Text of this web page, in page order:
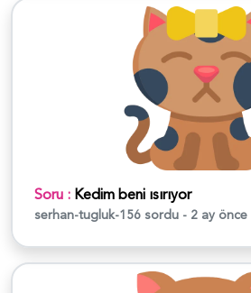
Soru : Kedim beni ısırıyor
serhan-tugluk-156 sordu - 2 ay önce